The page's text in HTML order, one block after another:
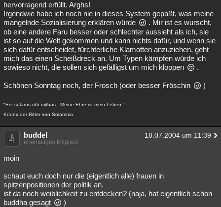
hervorragend erfüllt. Arghs!
Irgendwie habe ich noch nie in dieses System gepaßt, was meine
mangelnde Sozialisierung erklären würde
. Mir ist es wurscht,
ob eine andere Faru besser oder schlechter aussieht als ich, sie
ist so auf die Welt gekommen und kann nichts dafür, und wenn sie
sich dafür entscheidet, fürchterliche Klamotten anzuziehen, geht
mich das einen Scheißdreck an. Um Typen kämpfen würde ich
sowieso nicht, die sollen sich gefälligst um mich kloppen
.
Schönen Sonntag noch, der Frosch (oder besser Fröschin )
"Est sularus oth mithas - Meine Ehre ist mein Leben."
Kodex der Ritter von Solamnia
buddel 18.07.2004 um 11:39
ehemaliges Mitglied
moin
schaut euch doch nur die (eigentlich alle) frauen in
spitzenpositionen der politik an.
ist da noch weiblichkeit zu entdecken? (naja, hat eigentlich schon
buddha gesagt
)